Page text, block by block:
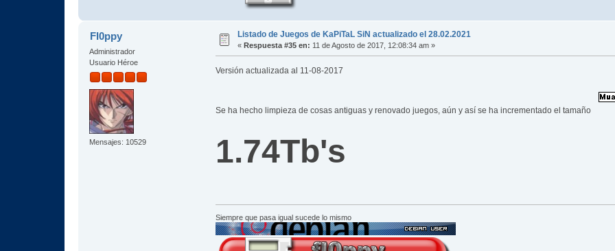
Fl0ppy
Administrador
Usuario Héroe
Mensajes: 10529
Listado de Juegos de KaPiTaL SiN actualizado el 28.02.2021
«Respuesta #35 en: 11 de Agosto de 2017, 12:08:34 am »
Versión actualizada al 11-08-2017
Se ha hecho limpieza de cosas antiguas y renovado juegos, aún y así se ha incrementado el tamaño
1.74Tb's
Siempre que pasa igual sucede lo mismo